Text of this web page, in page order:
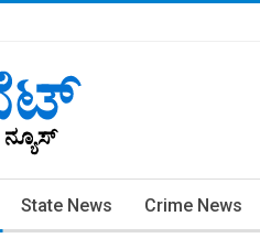
State News Crime News